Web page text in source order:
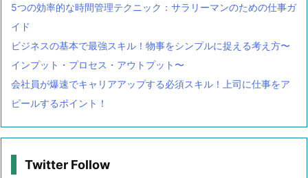
5つの効率的な時間管理テクニック：サラリーマンのための仕事ガ
イド
ビジネスの基本で最強スキル！物事をシンプルに捉える考え方〜
インプット・プロセス・アウトプット〜
会社員が爆速でキャリアアップする必須スキル！上司に仕事をア
ピールするポイント！
Twitter Follow